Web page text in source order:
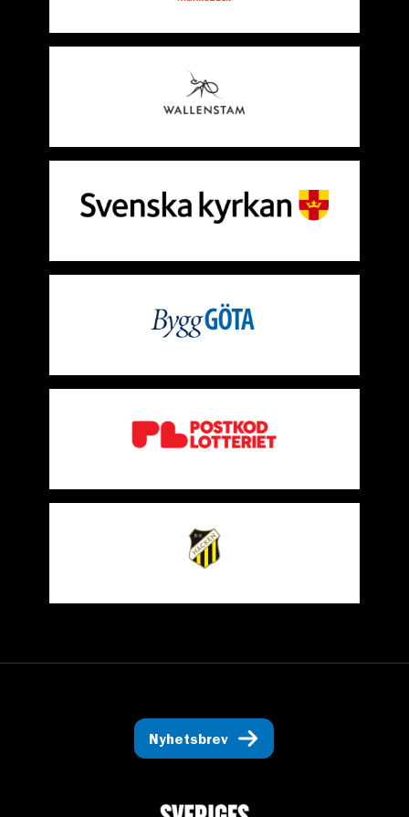
Nyhetsbrev